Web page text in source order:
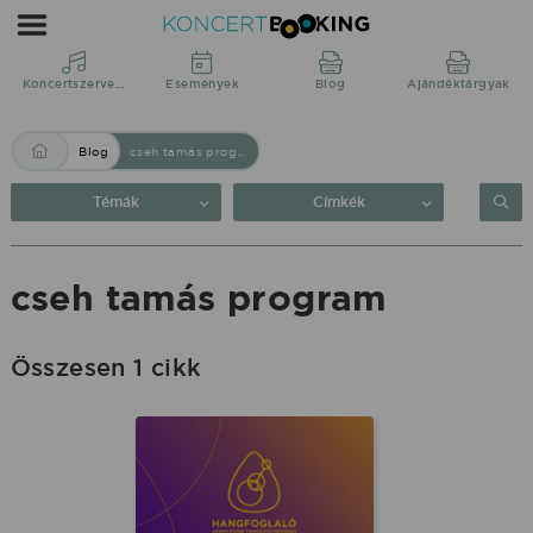
Blog:
tamás
KoncertBooking
Közvetlenül
produkciótól.
Koncertszervezés Események Blog Ajándéktárgyak
Blog
Témák Címkék
cseh tamás program
Összesen 1 cikk